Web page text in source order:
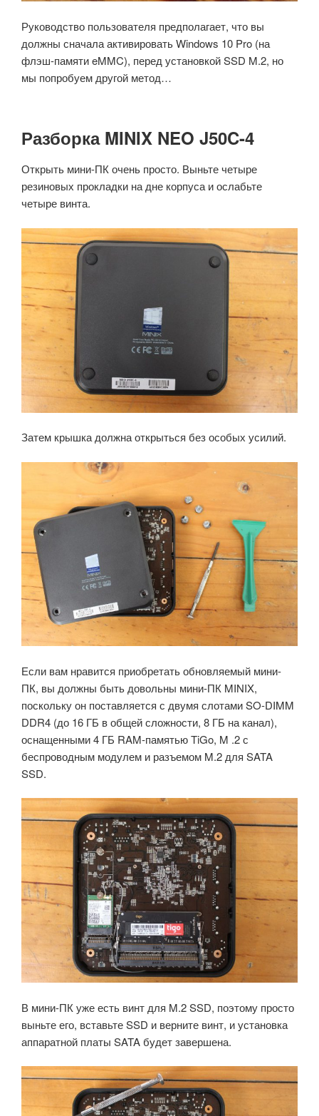
Руководство пользователя предполагает, что вы
должны сначала активировать Windows 10 Pro (на
флэш-памяти eMMC), перед установкой SSD M.2, но
мы попробуем другой метод…
Разборка MINIX NEO J50C-4
Открыть мини-ПК очень просто. Выньте четыре
резиновых прокладки на дне корпуса и ослабьте
четыре винта.
Затем крышка должна открыться без особых усилий.
Если вам нравится приобретать обновляемый мини-
ПК, вы должны быть довольны мини-ПК MINIX,
поскольку он поставляется с двумя слотами SO-DIMM
DDR4 (до 16 ГБ в общей сложности, 8 ГБ на канал),
оснащенными 4 ГБ RAM-памятью TiGo, M .2 с
беспроводным модулем и разъемом M.2 для SATA
SSD.
В мини-ПК уже есть винт для M.2 SSD, поэтому просто
выньте его, вставьте SSD и верните винт, и установка
аппаратной платы SATA будет завершена.